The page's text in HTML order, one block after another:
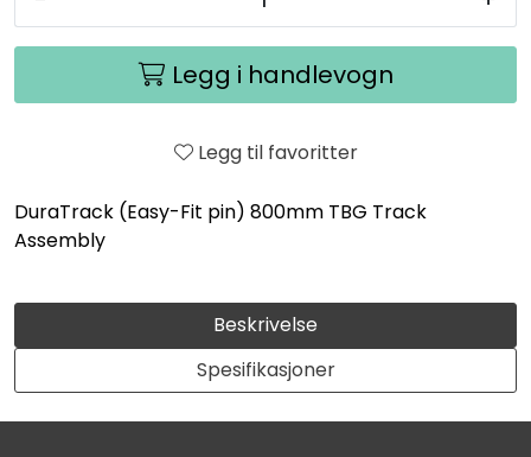
Legg i handlevogn
Legg til favoritter
DuraTrack (Easy-Fit pin) 800mm TBG Track
Assembly
Beskrivelse
Spesifikasjoner